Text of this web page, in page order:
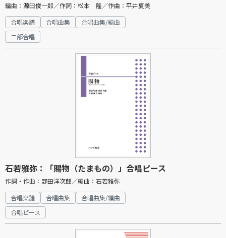
編曲：源田俊一郎／作詞：松本 隆／作曲：平井夏美
合唱楽譜
合唱曲集
合唱曲集/編曲
二部合唱
石若雅弥：「賜物（たまもの）」合唱ピース
作詞・作曲：野田洋次郎／編曲：石若雅弥
合唱楽譜
合唱曲集
合唱曲集/編曲
合唱ピース